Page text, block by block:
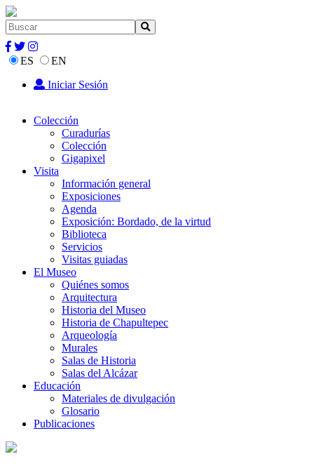
ES
EN
Iniciar Sesión
Colección
Curadurías
Colección
Gigapixel
Visita
Información general
Exposiciones
Agenda
Exposición: Bordado, de la virtud
Biblioteca
Servicios
Visitas guiadas
El Museo
Quiénes somos
Arquitectura
Historia del Museo
Historia de Chapultepec
Arqueología
Murales
Salas de Historia
Salas del Alcázar
Educación
Materiales de divulgación
Glosario
Publicaciones